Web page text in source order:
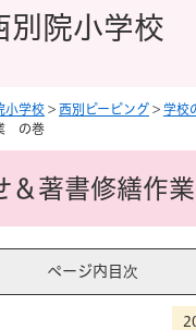
別院小学校
小学校 > 西別ピーピング > 学校
の巻
＆著書修繕作
ページ内目次